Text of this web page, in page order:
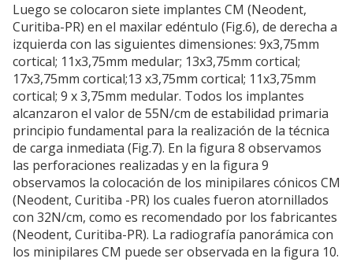
Luego se colocaron siete implantes CM (Neodent,
Curitiba-PR) en el maxilar edéntulo (Fig.6), de derecha a
izquierda con las siguientes dimensiones: 9x3,75mm
cortical; 11x3,75mm medular; 13x3,75mm cortical;
17x3,75mm cortical;13 x3,75mm cortical; 11x3,75mm
cortical; 9 x 3,75mm medular. Todos los implantes
alcanzaron el valor de 55N/cm de estabilidad primaria
principio fundamental para la realización de la técnica
de carga inmediata (Fig.7). En la figura 8 observamos
las perforaciones realizadas y en la figura 9
observamos la colocación de los minipilares cónicos CM
(Neodent, Curitiba -PR) los cuales fueron atornillados
con 32N/cm, como es recomendado por los fabricantes
(Neodent, Curitiba-PR). La radiografía panorámica con
los minipilares CM puede ser observada en la figura 10.